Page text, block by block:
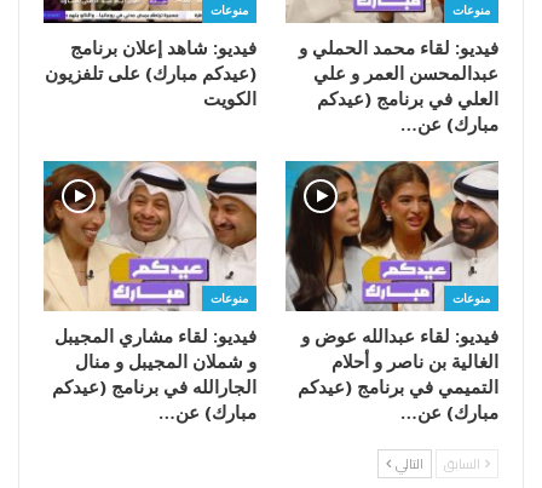
منوعات
فيديو: لقاء محمد الحملي و
عبدالمحسن العمر و علي
العلي في برنامج (عيدكم
مبارك) عن…
منوعات
فيديو: شاهد إعلان برنامج
(عيدكم مبارك) على تلفزيون
الكويت
منوعات
فيديو: لقاء عبدالله عوض و
الغالية بن ناصر و أحلام
التميمي في برنامج (عيدكم
مبارك) عن…
منوعات
فيديو: لقاء مشاري المجيبل
و شملان المجيبل و منال
الجارالله في برنامج (عيدكم
مبارك) عن…
السابق التالي